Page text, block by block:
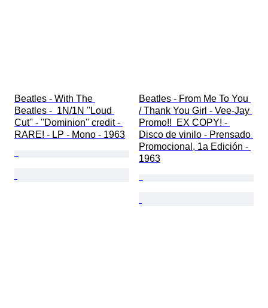
Beatles - With The
Beatles -  1N/1N ''Loud
Cut'' - ''Dominion'' credit -
RARE! - LP - Mono - 1963
Beatles - From Me To You
/ Thank You Girl - Vee-Jay
Promo!!  EX COPY! -
Disco de vinilo - Prensado
Promocional, 1a Edición -
1963